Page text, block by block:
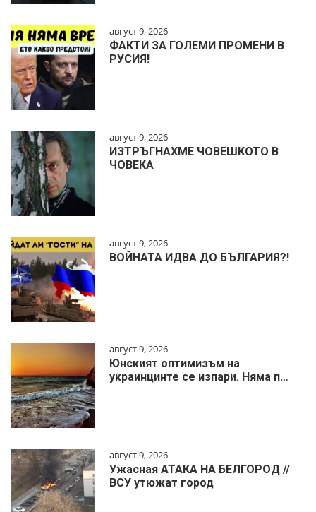
август 9, 2026
ФАКТИ ЗА ГОЛЕМИ ПРОМЕНИ В
РУСИЯ!
август 9, 2026
ИЗТРЪГНАХМЕ ЧОВЕШКОТО В
ЧОВЕКА
август 9, 2026
ВОЙНАТА ИДВА ДО БЪЛГАРИЯ?!
август 9, 2026
Юнският оптимизъм на
украинцинте се изпари. Няма п…
август 9, 2026
Ужасная АТАКА НА БЕЛГОРОД //
ВСУ утюжат город